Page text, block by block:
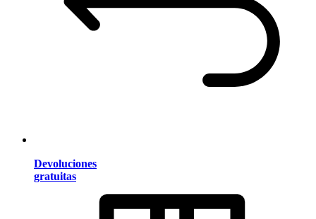
Devoluciones
gratuitas